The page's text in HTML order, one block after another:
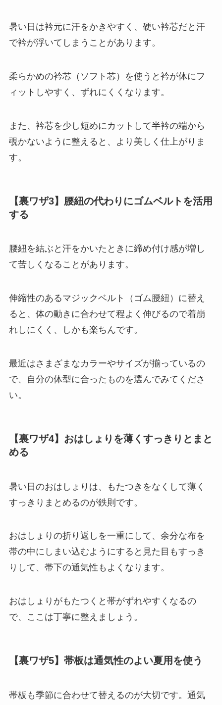
暑い日は衿元に汗をかきやすく、硬い衿芯だと汗
で衿が浮いてしまうことがあります。
柔らかめの衿芯（ソフト芯）を使うと衿が体にフ
ィットしやすく、ずれにくくなります。
また、衿芯を少し短めにカットして半衿の端から
覗かないように整えると、より美しく仕上がりま
す。
【裏ワザ3】腰紐の代わりにゴムベルトを活用
する
腰紐を結ぶと汗をかいたときに締め付け感が増し
て苦しくなることがあります。
伸縮性のあるマジックベルト（ゴム腰紐）に替え
ると、体の動きに合わせて程よく伸びるので着崩
れしにくく、しかも楽ちんです。
最近はさまざまなカラーやサイズが揃っているの
で、自分の体型に合ったものを選んでみてくださ
い。
【裏ワザ4】おはしょりを薄くすっきりとまと
める
暑い日のおはしょりは、もたつきをなくして薄く
すっきりまとめるのが鉄則です。
おはしょりの折り返しを一重にして、余分な布を
帯の中にしまい込むようにすると見た目もすっき
りして、帯下の通気性もよくなります。
おはしょりがもたつくと帯がずれやすくなるの
で、ここは丁寧に整えましょう。
【裏ワザ5】帯板は通気性のよい夏用を使う
帯板も季節に合わせて替えるのが大切です。通気